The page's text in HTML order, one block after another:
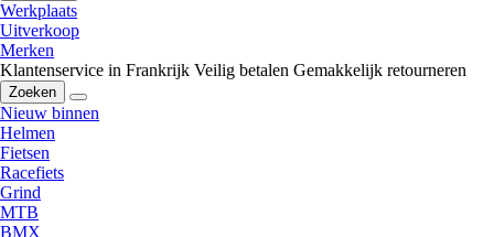
Werkplaats
Uitverkoop
Merken
Klantenservice in Frankrijk Veilig betalen Gemakkelijk retourneren
Zoeken
Nieuw binnen
Helmen
Fietsen
Racefiets
Grind
MTB
BMX